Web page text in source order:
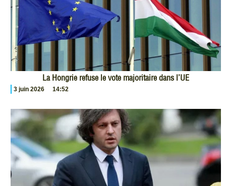
La Hongrie refuse le vote majoritaire dans l’UE
3 juin 2026 14:52